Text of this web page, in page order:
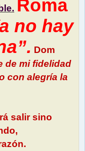
Roma
no hay
Dom
de mi fidelidad
con alegría la
salir sino